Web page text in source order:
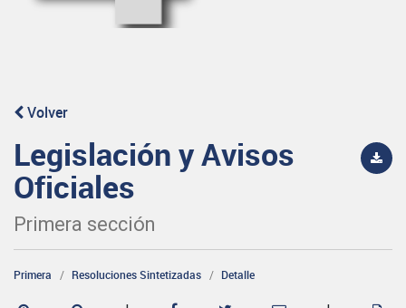
Volver
Legislación y Avisos
Oficiales
Primera sección
Primera Resoluciones Sintetizadas Detalle